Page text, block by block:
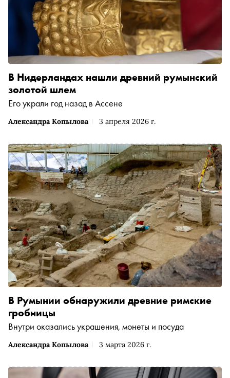
Александра Копылова 3 апреля 2026 г.
В Нидерландах нашли древний румынский
золотой шлем
Его украли год назад в Ассене
Александра Копылова 3 марта 2026 г.
В Румынии обнаружили древние римские
гробницы
Внутри оказались украшения, монеты и посуда